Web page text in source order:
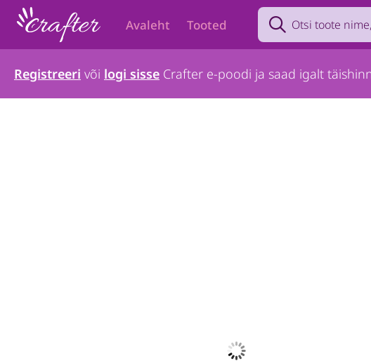
Avaleht Tooted
Search product by
Registreeri või logi sisse Crafter e-poodi ja saad igalt